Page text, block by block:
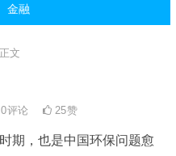
金融
正文
评论 25赞
期，也是中国环保问题愈